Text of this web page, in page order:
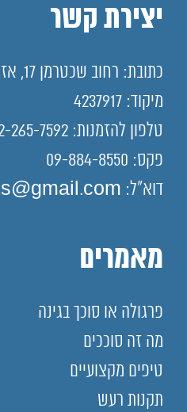
יצירת קשר
כתובת: רחוב שכטרמן 17, אזור תעשייה ישן נתניה.
מיקוד: 4237917
טלפון להזמנות: 072-265-7592
פקס: 09-884-8550
דוא"ל: shayteks@gmail.com
מאמרים
פרגולה או סוכך בגינה
מה זה סוככים
טיפים מקצועיים
תקנות רעש